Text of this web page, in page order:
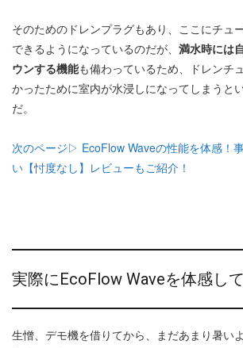
そのためのドレンプラグもあり、ここにチュ
できるようになっているのだが、 満水時には
ウンする機能も備わっているため、ドレンチ
かったために室内が水浸しになってしまうと
だ。
次のページ▷ EcoFlow Waveの性能を体感！
い【忖度なし】レビューもご紹介！
実際にEcoFlow Waveを体感し
生憎、デモ機を借りてから、まだあまり暑い